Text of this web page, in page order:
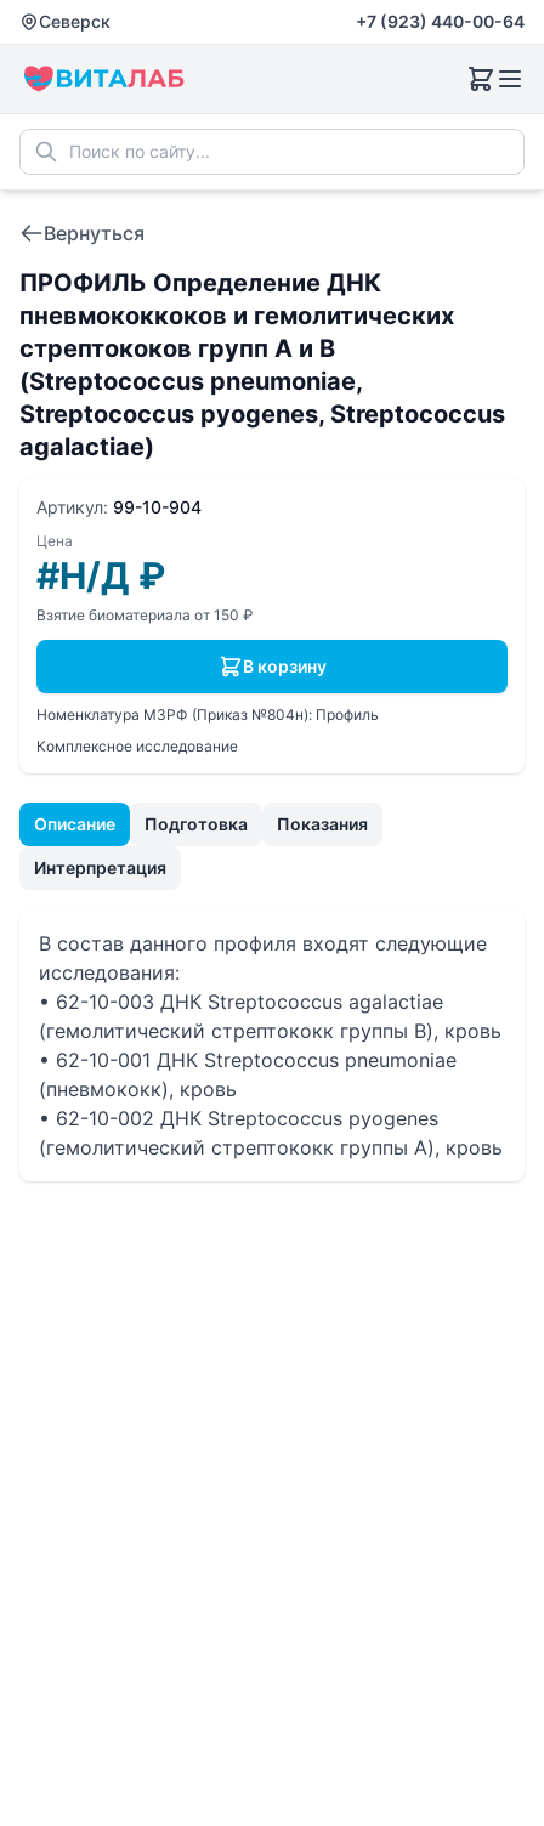
Северск +7 (923) 440-00-64
Вернуться
ПРОФИЛЬ Определение ДНК
пневмококкоков и гемолитических
стрептококов групп A и B
(Streptococcus pneumoniae,
Streptococcus pyogenes, Streptococcus
agalactiae)
Описание Подготовка Показания
Интерпретация
В состав данного профиля входят следующие
исследования:
• 62-10-003 ДНК Streptococcus agalactiae
(гемолитический стрептококк группы В), кровь
• 62-10-001 ДНК Streptococcus pneumoniae
(пневмококк), кровь
• 62-10-002 ДНК Streptococcus pyogenes
(гемолитический стрептококк группы А), кровь
Артикул: 99-10-904
Цена
#Н/Д ₽
Взятие биоматериала от 150 ₽
В корзину
Номенклатура МЗРФ (Приказ №804н): Профиль
Комплексное исследование